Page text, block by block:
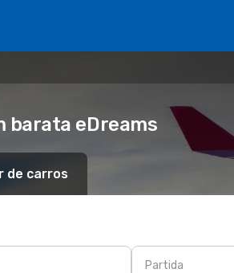
barata eDreams
de carros
Partida